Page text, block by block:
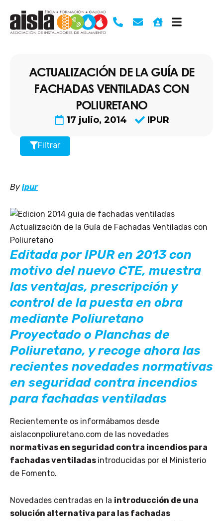
contenido
ACTUALIZACIÓN DE LA GUÍA DE
FACHADAS VENTILADAS CON
POLIURETANO
17 julio, 2014 IPUR
Filtrar
By ipur
Editada por IPUR en 2013 con
motivo del nuevo CTE, muestra
las ventajas, prescripción y
control de la puesta en obra
mediante Poliuretano
Proyectado o Planchas de
Poliuretano, y recoge ahora las
recientes novedades normativas
en seguridad contra incendios
para fachadas ventiladas
Recientemente os informábamos desde
aislaconpoliuretano.com de las novedades
normativas en seguridad contra incendios para
fachadas ventiladas introducidas por el Ministerio
de Fomento.
Novedades centradas en la introducción de una
solución alternativa para las fachadas